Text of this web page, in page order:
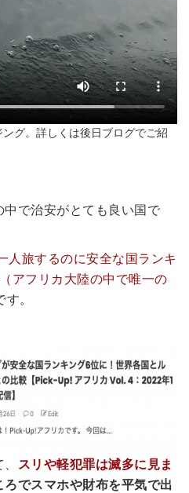
グ。詳しくは後日ブログでご紹
で治安がとても良い国で
人旅するのに安全な国ランキ
アフリカ大陸の中で唯一の
。
スリや軽犯罪は滅多に見ま
でスマホや財布を平気で出